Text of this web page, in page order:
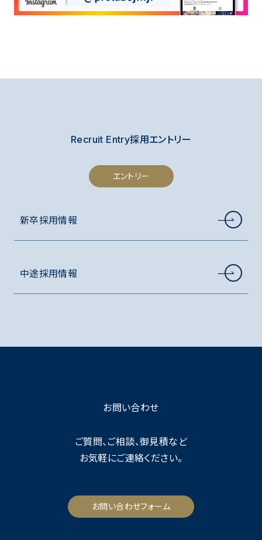
Recruit Entry採用エントリー
エントリー
新卒採用情報
中途採用情報
お問い合わせ
ご質問、ご相談、御見積など
お気軽にご連絡ください。
お問い合わせフォーム